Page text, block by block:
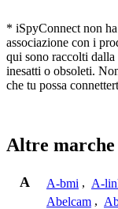
* iSpyConnect non
associazione con i
qui sono raccolti dalla
inesatti o obsoleti.
che tu possa
Altre
A A-bmi , A-
Abelcam ,